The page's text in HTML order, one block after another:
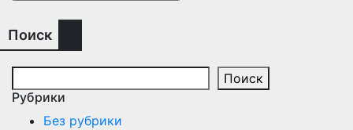
Поиск
Поиск
Рубрики
Без рубрики